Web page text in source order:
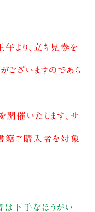
午より、立ち見券を
ございますのであら
開催いたします。サ
籍ご購入者を対象
は下手なほうがい